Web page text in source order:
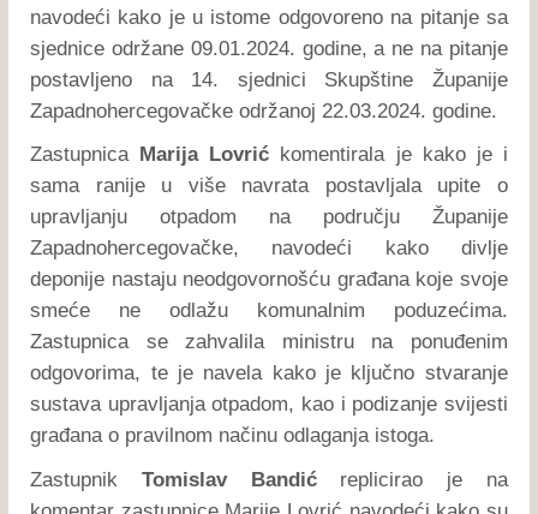
navodeći kako je u istome odgovoreno na pitanje sa
sjednice održane 09.01.2024. godine, a ne na pitanje
postavljeno na 14. sjednici Skupštine Županije
Zapadnohercegovačke održanoj 22.03.2024. godine.
Zastupnica Marija Lovrić komentirala je kako je i
sama ranije u više navrata postavljala upite o
upravljanju otpadom na području Županije
Zapadnohercegovačke, navodeći kako divlje
deponije nastaju neodgovornošću građana koje svoje
smeće ne odlažu komunalnim poduzećima.
Zastupnica se zahvalila ministru na ponuđenim
odgovorima, te je navela kako je ključno stvaranje
sustava upravljanja otpadom, kao i podizanje svijesti
građana o pravilnom načinu odlaganja istoga.
Zastupnik Tomislav Bandićreplicirao je na